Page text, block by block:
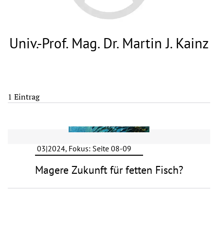
Univ.-Prof. Mag. Dr. Martin J. Kainz
1 Eintrag
03|2024, Fokus: Seite 08-09
Magere Zukunft für fetten Fisch?